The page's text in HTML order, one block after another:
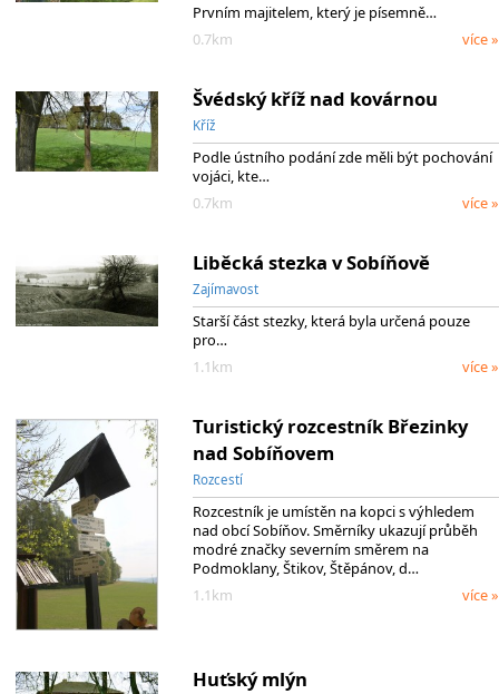
Prvním majitelem, který je písemně…
0.7km
více »
Švédský kříž nad kovárnou
Kříž
Podle ústního podání zde měli být pochování
vojáci, kte…
0.7km
více »
Liběcká stezka v Sobíňově
Zajímavost
Starší část stezky, která byla určená pouze
pro…
1.1km
více »
Turistický rozcestník Březinky
nad Sobíňovem
Rozcestí
Rozcestník je umístěn na kopci s výhledem
nad obcí Sobíňov. Směrníky ukazují průběh
modré značky severním směrem na
Podmoklany, Štikov, Štěpánov, d…
1.1km
více »
Huťský mlýn